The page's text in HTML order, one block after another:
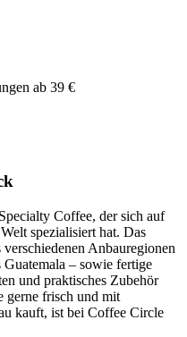
ab 39 €
Coffee, der sich auf
spezialisiert hat. Das
Anbauregionen
– sowie fertige
und praktisches Zubehör
gerne frisch und mit
kauft, ist bei Coffee Circle